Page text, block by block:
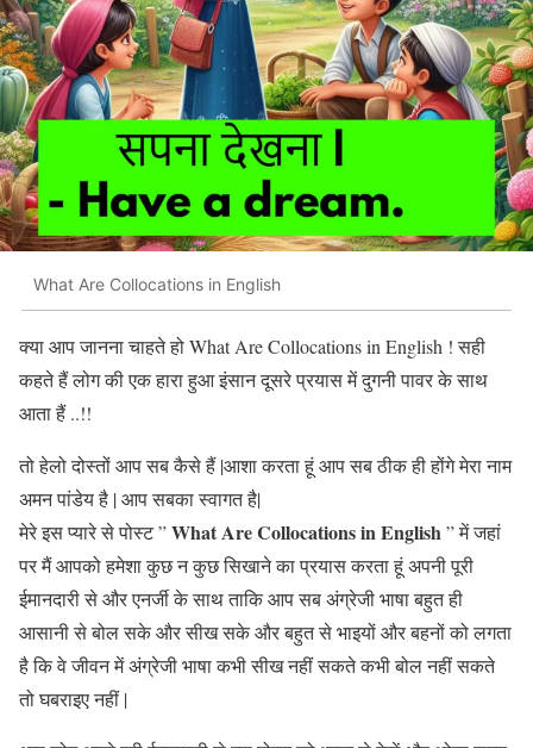
What Are Collocations in English
क्या आप जानना चाहते हो What Are Collocations in English ! सही
कहते हैं लोग की एक हारा हुआ इंसान दूसरे प्रयास में दुगनी पावर के साथ
आता हैं ..!!
तो हेलो दोस्तों आप सब कैसे हैं |आशा करता हूं आप सब ठीक ही होंगे मेरा नाम
अमन पांडेय है | आप सबका स्वागत है|
मेरे इस प्यारे से पोस्ट ”What Are Collocations in English” में जहां
पर मैं आपको हमेशा कुछ न कुछ सिखाने का प्रयास करता हूं अपनी पूरी
ईमानदारी से और एनर्जी के साथ ताकि आप सब अंग्रेजी भाषा बहुत ही
आसानी से बोल सके और सीख सके और बहुत से भाइयों और बहनों को लगता
है कि वे जीवन में अंग्रेजी भाषा कभी सीख नहीं सकते कभी बोल नहीं सकते
तो घबराइए नहीं |